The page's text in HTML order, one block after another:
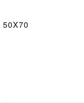
50X70